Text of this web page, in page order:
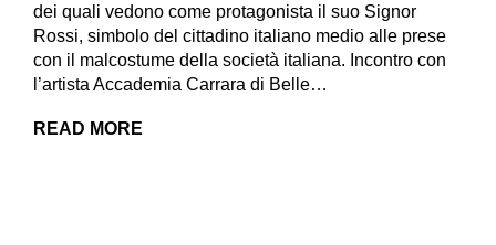
dei quali vedono come protagonista il suo Signor
Rossi, simbolo del cittadino italiano medio alle prese
con il malcostume della società italiana. Incontro con
l’artista Accademia Carrara di Belle…
READ MORE